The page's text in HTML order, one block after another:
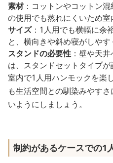
素材：コットンやコットン
の使用でも蒸れにくいため室
サイズ：1人用でも横幅に余
と、横向きや斜め寝がしや
スタンドの必要性 ：壁や天
は、スタンドセットタイプ
室内で1人用ハンモックを楽
も生活空間との馴染みやす
いようにしましょう。
制約があるケースでの1